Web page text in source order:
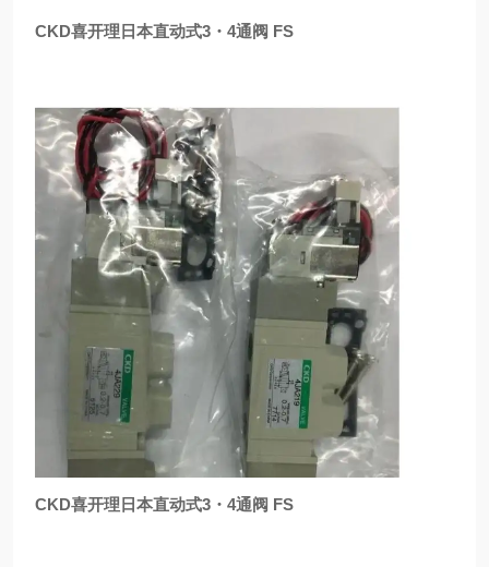
CKD喜开理日本直动式3・4通阀 FS
CKD喜开理日本直动式3・4通阀 FS